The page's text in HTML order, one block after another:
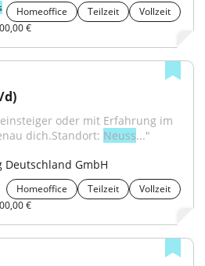
Homeoffice Teilzeit
Vollzeit
€
d)
oder mit Erfahrung im
dich.Standort: Neuss..."
Deutschland GmbH
Homeoffice Teilzeit
Vollzeit
€